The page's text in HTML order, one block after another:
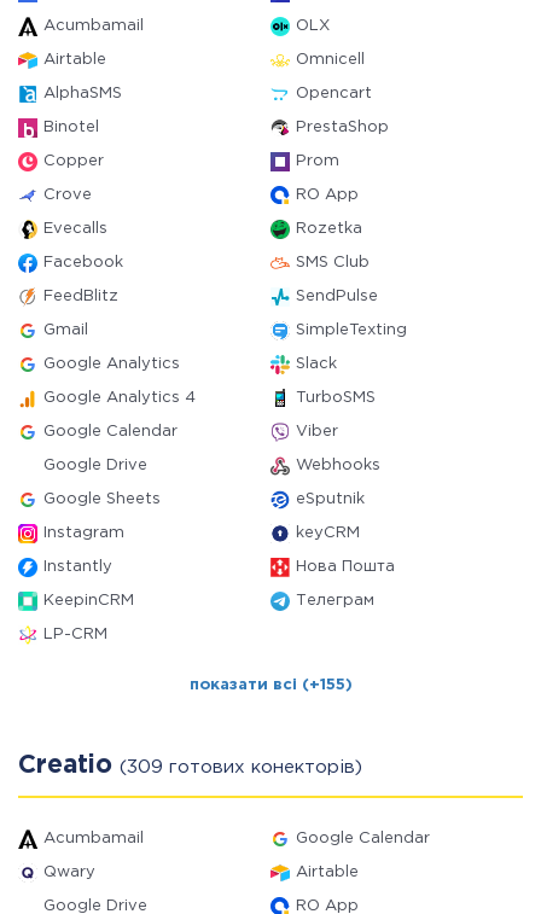
Acumbamail OLX
Airtable Omnicell
AlphaSMS Opencart
Binotel PrestaShop
Copper Prom
Crove RO App
Evecalls Rozetka
Facebook SMS Club
FeedBlitz SendPulse
Gmail SimpleTexting
Google Analytics Slack
Google Analytics 4 TurboSMS
Google Calendar Viber
Google Drive Webhooks
Google Sheets eSputnik
Instagram keyCRM
Instantly Нова Пошта
KeepinCRM Телеграм
LP-CRM
показати всі (+155)
Creatio (309 готових конекторів)
Acumbamail Google Calendar
Qwary Airtable
Google Drive RO App